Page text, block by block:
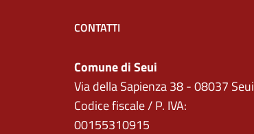
CONTATTI
Comune di Seui
Via della Sapienza 38 - 08037 Seui
Codice fiscale / P. IVA:
00155310915